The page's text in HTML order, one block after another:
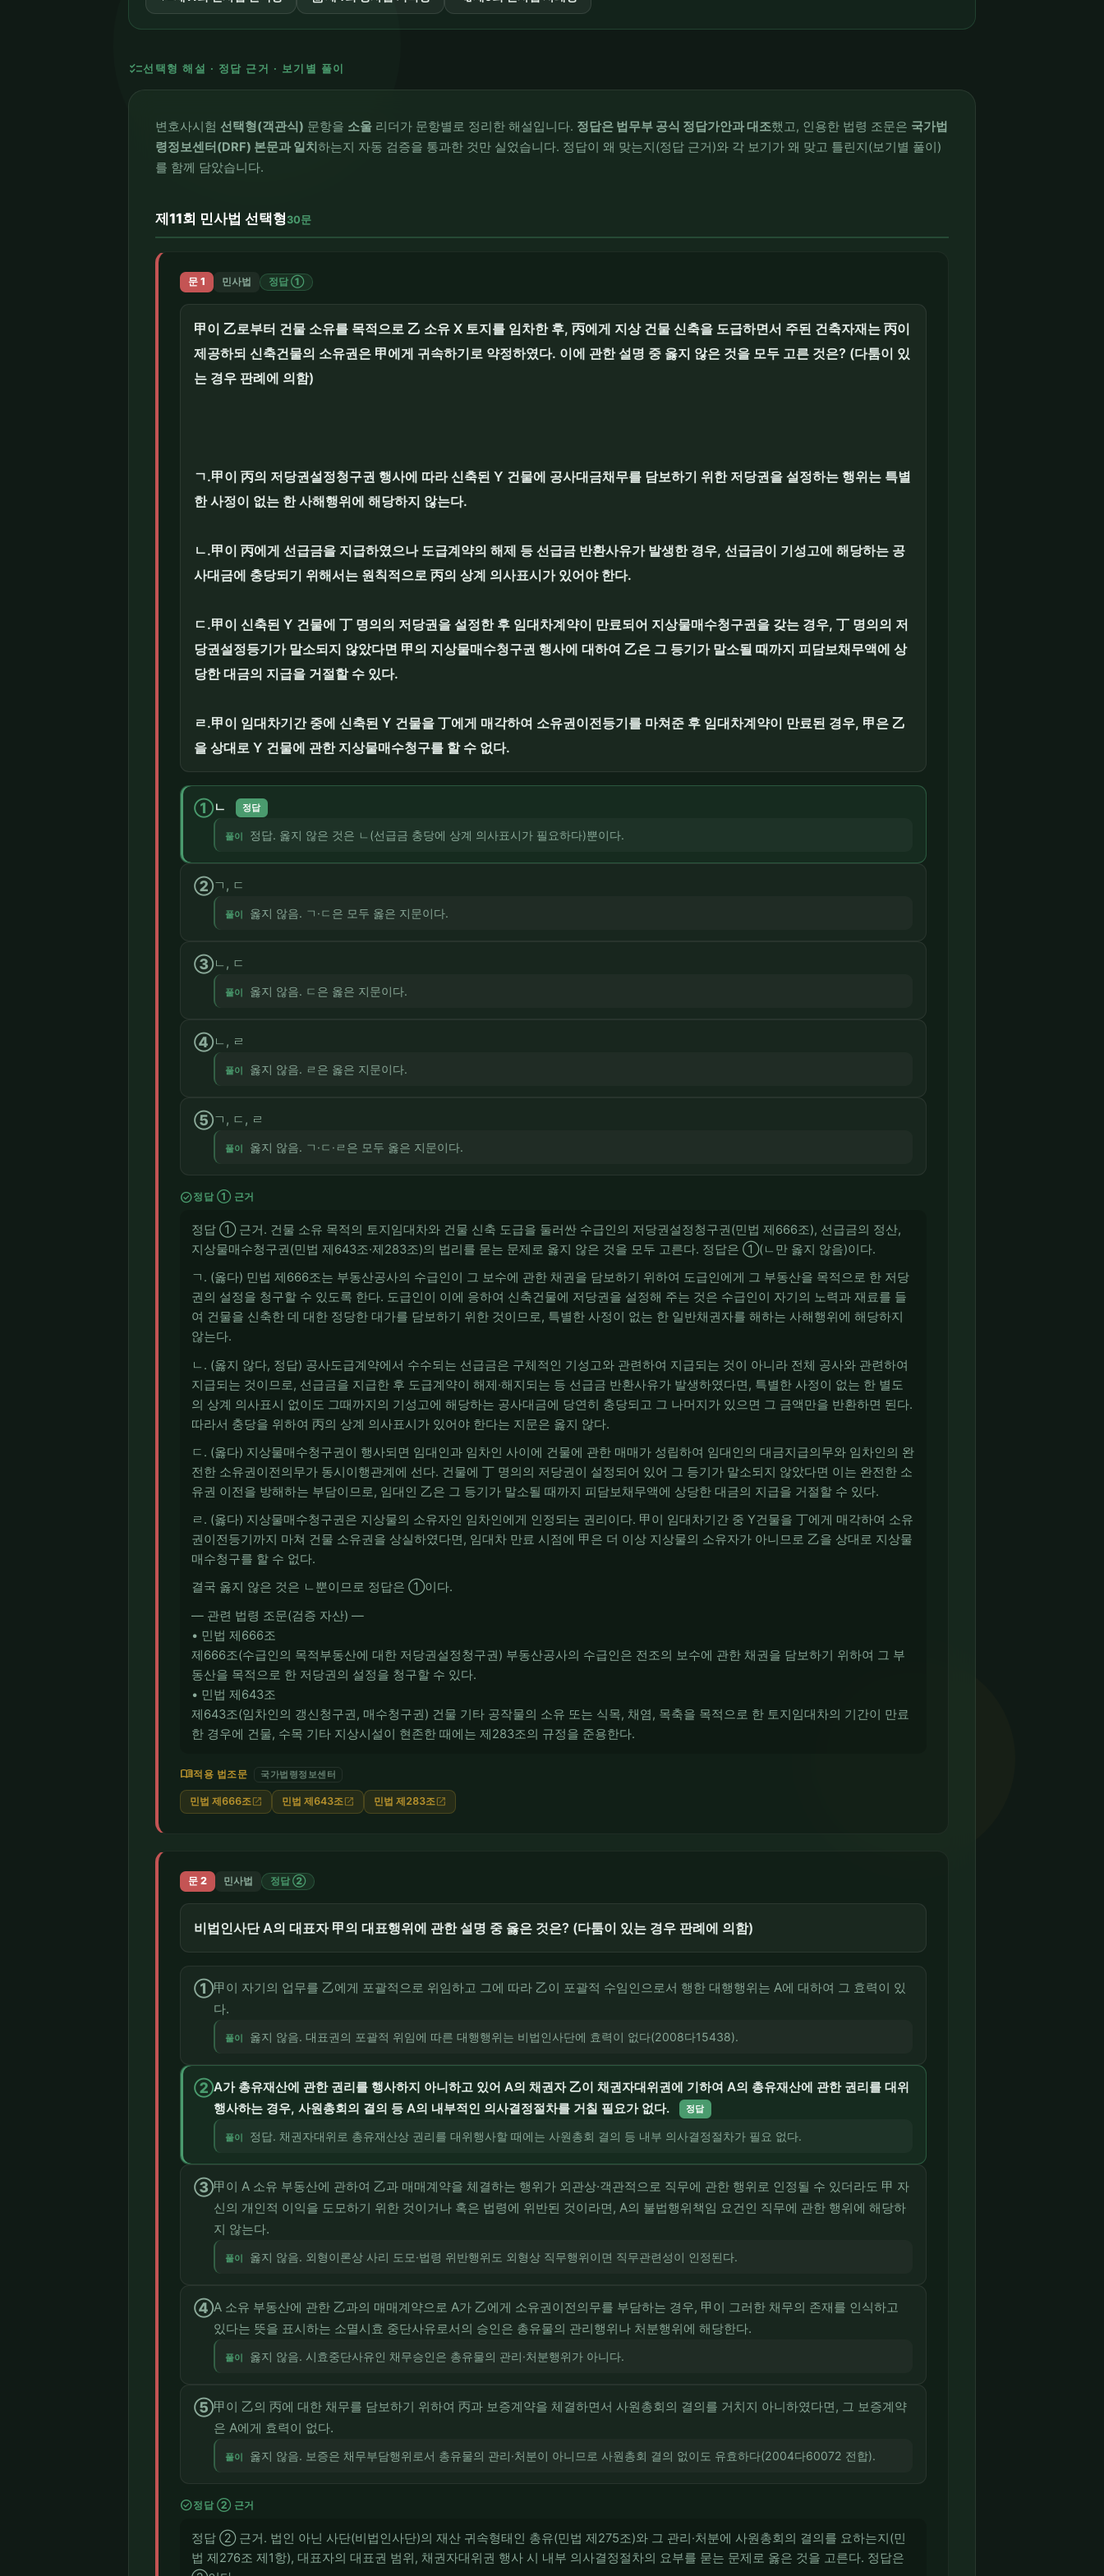
checklist선택형 해설 · 정답 근거 · 보기별 풀이
변호사시험 선택형(객관식) 문항을 소울 리더가 문항별로 정리한 해설입니다. 정답은 법무부 공식 정답가안과 대조했고, 인용한 법령 조문은 국가법
령정보센터(DRF) 본문과 일치하는지 자동 검증을 통과한 것만 실었습니다. 정답이 왜 맞는지(정답 근거)와 각 보기가 왜 맞고 틀린지(보기별 풀이)
를 함께 담았습니다.
제11회 민사법 선택형30문
문 1 민사법 정답 ①
甲이 乙로부터 건물 소유를 목적으로 乙 소유 X 토지를 임차한 후, 丙에게 지상 건물 신축을 도급하면서 주된 건축자재는 丙이
제공하되 신축건물의 소유권은 甲에게 귀속하기로 약정하였다. 이에 관한 설명 중 옳지 않은 것을 모두 고른 것은? (다툼이 있
는 경우 판례에 의함)
ㄱ.甲이 丙의 저당권설정청구권 행사에 따라 신축된 Y 건물에 공사대금채무를 담보하기 위한 저당권을 설정하는 행위는 특별
한 사정이 없는 한 사해행위에 해당하지 않는다.
ㄴ.甲이 丙에게 선급금을 지급하였으나 도급계약의 해제 등 선급금 반환사유가 발생한 경우, 선급금이 기성고에 해당하는 공
사대금에 충당되기 위해서는 원칙적으로 丙의 상계 의사표시가 있어야 한다.
ㄷ.甲이 신축된 Y 건물에 丁 명의의 저당권을 설정한 후 임대차계약이 만료되어 지상물매수청구권을 갖는 경우, 丁 명의의 저
당권설정등기가 말소되지 않았다면 甲의 지상물매수청구권 행사에 대하여 乙은 그 등기가 말소될 때까지 피담보채무액에 상
당한 대금의 지급을 거절할 수 있다.
ㄹ.甲이 임대차기간 중에 신축된 Y 건물을 丁에게 매각하여 소유권이전등기를 마쳐준 후 임대차계약이 만료된 경우, 甲은 乙
을 상대로 Y 건물에 관한 지상물매수청구를 할 수 없다.
①ㄴ 정답
풀이 정답. 옳지 않은 것은 ㄴ(선급금 충당에 상계 의사표시가 필요하다)뿐이다.
②ㄱ, ㄷ
풀이 옳지 않음. ㄱ·ㄷ은 모두 옳은 지문이다.
③ㄴ, ㄷ
풀이 옳지 않음. ㄷ은 옳은 지문이다.
④ㄴ, ㄹ
풀이 옳지 않음. ㄹ은 옳은 지문이다.
⑤ㄱ, ㄷ, ㄹ
풀이 옳지 않음. ㄱ·ㄷ·ㄹ은 모두 옳은 지문이다.
check_circle정답 ① 근거
정답 ① 근거. 건물 소유 목적의 토지임대차와 건물 신축 도급을 둘러싼 수급인의 저당권설정청구권(민법 제666조), 선급금의 정산,
지상물매수청구권(민법 제643조·제283조)의 법리를 묻는 문제로 옳지 않은 것을 모두 고른다. 정답은 ①(ㄴ만 옳지 않음)이다.
ㄱ. (옳다) 민법 제666조는 부동산공사의 수급인이 그 보수에 관한 채권을 담보하기 위하여 도급인에게 그 부동산을 목적으로 한 저당
권의 설정을 청구할 수 있도록 한다. 도급인이 이에 응하여 신축건물에 저당권을 설정해 주는 것은 수급인이 자기의 노력과 재료를 들
여 건물을 신축한 데 대한 정당한 대가를 담보하기 위한 것이므로, 특별한 사정이 없는 한 일반채권자를 해하는 사해행위에 해당하지
않는다.
ㄴ. (옳지 않다, 정답) 공사도급계약에서 수수되는 선급금은 구체적인 기성고와 관련하여 지급되는 것이 아니라 전체 공사와 관련하여
지급되는 것이므로, 선급금을 지급한 후 도급계약이 해제·해지되는 등 선급금 반환사유가 발생하였다면, 특별한 사정이 없는 한 별도
의 상계 의사표시 없이도 그때까지의 기성고에 해당하는 공사대금에 당연히 충당되고 그 나머지가 있으면 그 금액만을 반환하면 된다.
따라서 충당을 위하여 丙의 상계 의사표시가 있어야 한다는 지문은 옳지 않다.
ㄷ. (옳다) 지상물매수청구권이 행사되면 임대인과 임차인 사이에 건물에 관한 매매가 성립하여 임대인의 대금지급의무와 임차인의 완
전한 소유권이전의무가 동시이행관계에 선다. 건물에 丁 명의의 저당권이 설정되어 있어 그 등기가 말소되지 않았다면 이는 완전한 소
유권 이전을 방해하는 부담이므로, 임대인 乙은 그 등기가 말소될 때까지 피담보채무액에 상당한 대금의 지급을 거절할 수 있다.
ㄹ. (옳다) 지상물매수청구권은 지상물의 소유자인 임차인에게 인정되는 권리이다. 甲이 임대차기간 중 Y건물을 丁에게 매각하여 소유
권이전등기까지 마쳐 건물 소유권을 상실하였다면, 임대차 만료 시점에 甲은 더 이상 지상물의 소유자가 아니므로 乙을 상대로 지상물
매수청구를 할 수 없다.
결국 옳지 않은 것은 ㄴ뿐이므로 정답은 ①이다.
― 관련 법령 조문(검증 자산) ―
• 민법 제666조
제666조(수급인의 목적부동산에 대한 저당권설정청구권) 부동산공사의 수급인은 전조의 보수에 관한 채권을 담보하기 위하여 그 부
동산을 목적으로 한 저당권의 설정을 청구할 수 있다.
• 민법 제643조
제643조(임차인의 갱신청구권, 매수청구권) 건물 기타 공작물의 소유 또는 식목, 채염, 목축을 목적으로 한 토지임대차의 기간이 만료
한 경우에 건물, 수목 기타 지상시설이 현존한 때에는 제283조의 규정을 준용한다.
menu_book적용 법조문 국가법령정보센터
민법 제666조 open_in_new 민법 제643조 open_in_new 민법 제283조 open_in_new
문 2 민사법 정답 ②
비법인사단 A의 대표자 甲의 대표행위에 관한 설명 중 옳은 것은? (다툼이 있는 경우 판례에 의함)
①甲이 자기의 업무를 乙에게 포괄적으로 위임하고 그에 따라 乙이 포괄적 수임인으로서 행한 대행행위는 A에 대하여 그 효력이 있
다.
풀이 옳지 않음. 대표권의 포괄적 위임에 따른 대행행위는 비법인사단에 효력이 없다(2008다15438).
②A가 총유재산에 관한 권리를 행사하지 아니하고 있어 A의 채권자 乙이 채권자대위권에 기하여 A의 총유재산에 관한 권리를 대위
행사하는 경우, 사원총회의 결의 등 A의 내부적인 의사결정절차를 거칠 필요가 없다.
정답
풀이 정답. 채권자대위로 총유재산상 권리를 대위행사할 때에는 사원총회 결의 등 내부 의사결정절차가 필요 없다.
③甲이 A 소유 부동산에 관하여 乙과 매매계약을 체결하는 행위가 외관상·객관적으로 직무에 관한 행위로 인정될 수 있더라도 甲 자
신의 개인적 이익을 도모하기 위한 것이거나 혹은 법령에 위반된 것이라면, A의 불법행위책임 요건인 직무에 관한 행위에 해당하
지 않는다.
풀이 옳지 않음. 외형이론상 사리 도모·법령 위반행위도 외형상 직무행위이면 직무관련성이 인정된다.
④A 소유 부동산에 관한 乙과의 매매계약으로 A가 乙에게 소유권이전의무를 부담하는 경우, 甲이 그러한 채무의 존재를 인식하고
있다는 뜻을 표시하는 소멸시효 중단사유로서의 승인은 총유물의 관리행위나 처분행위에 해당한다.
풀이 옳지 않음. 시효중단사유인 채무승인은 총유물의 관리·처분행위가 아니다.
⑤甲이 乙의 丙에 대한 채무를 담보하기 위하여 丙과 보증계약을 체결하면서 사원총회의 결의를 거치지 아니하였다면, 그 보증계약
은 A에게 효력이 없다.
풀이 옳지 않음. 보증은 채무부담행위로서 총유물의 관리·처분이 아니므로 사원총회 결의 없이도 유효하다(2004다60072 전합).
check_circle정답 ② 근거
정답 ② 근거. 법인 아닌 사단(비법인사단)의 재산 귀속형태인 총유(민법 제275조)와 그 관리·처분에 사원총회의 결의를 요하는지(민
법 제276조 제1항), 대표자의 대표권 범위, 채권자대위권 행사 시 내부 의사결정절차의 요부를 묻는 문제로 옳은 것을 고른다. 정답은